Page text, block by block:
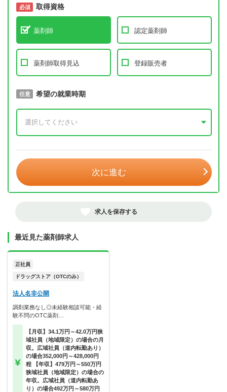
必須 取得資格
薬剤師 認定薬剤師
薬剤師取得見込 登録販売者
必須 取得予定年
任意 希望の就業時期
次に進む
求人を保存する
最近見た薬剤師求人
正社員
ドラッグストア（OTCのみ）
法人名非公開
調剤業務なし◎未経験相談可能・経
験不問のOTC薬剤…
【月収】34.1万円～42.0万円狭
域社員（地域限定）の場合の月
収。広域社員（道内転勤あり）
の場合352,000円～428,000円
程 【年収】479万円～550万円
狭域社員（地域限定）の場合の
年収。広域社員（道内転勤あ
り）の場合492万円～580万円